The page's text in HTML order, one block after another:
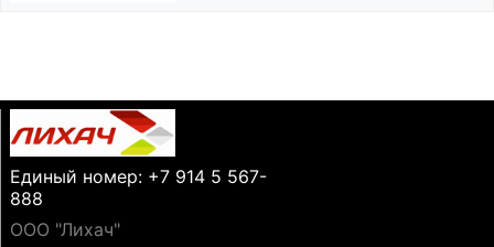
Единый номер: +7 914 5 567-
888
ООО "Лихач"